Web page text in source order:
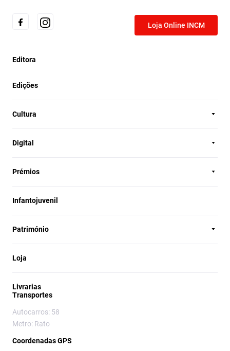
Loja Online INCM
Editora
Edições
Cultura
Digital
Prémios
Infantojuvenil
Património
Loja
Livrarias
Transportes
Autocarros: 58
Metro: Rato
Coordenadas GPS